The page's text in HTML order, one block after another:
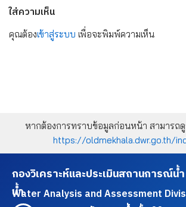
ใส่ความเห็น
คุณต้องเข้าสู่ระบบ เพื่อจะพิมพ์ความเห็น
หากต้องการทราบข้อมูลก่อนหน้า สามารถดู
https://oldmekhala.dwr.go.th/
กองวิเคราะห์และประเมินสถานการณ์น้
น้ำ
Water Analysis and Assessment